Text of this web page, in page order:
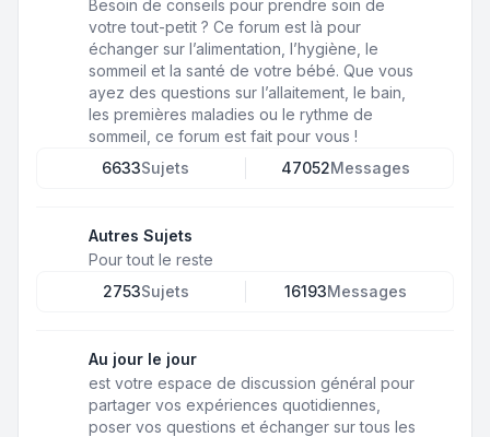
Besoin de conseils pour prendre soin de
votre tout-petit ? Ce forum est là pour
échanger sur l’alimentation, l’hygiène, le
sommeil et la santé de votre bébé. Que vous
ayez des questions sur l’allaitement, le bain,
les premières maladies ou le rythme de
sommeil, ce forum est fait pour vous !
6633Sujets 47052Messages
Autres Sujets
Pour tout le reste
2753Sujets 16193Messages
Au jour le jour
est votre espace de discussion général pour
partager vos expériences quotidiennes,
poser vos questions et échanger sur tous les